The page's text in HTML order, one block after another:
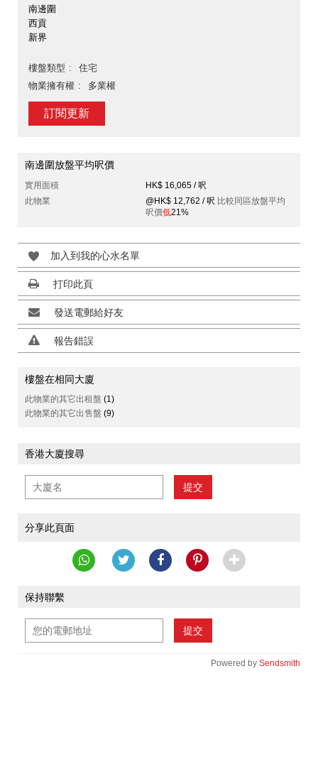
南邊圍
西貢
新界
樓盤類型
住宅
物業擁有權
多業權
訂閱更新
南邊圍放盤平均呎價
實用面積
HK$ 16,065 / 呎
此物業
@HK$ 12,762 / 呎 比較同區放盤平均
呎價低21%
加入到我的心水名單
打印此頁
發送電郵給好友
報告錯誤
樓盤在相同大廈
此物業的其它出租盤 (1)
此物業的其它出售盤 (9)
香港大廈搜尋
提交
分享此頁面
保持聯繫
提交
Powered by Sendsmith